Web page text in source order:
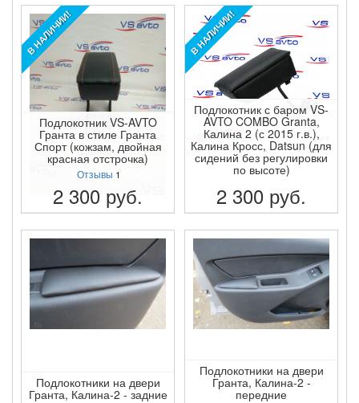
ПОДРОБНЕЕ ПОДРОБНЕЕ
В НАЛИЧИИ!
Подлокотник VS-AVTO
Гранта в стиле Гранта
Спорт (кожзам, двойная
красная отстрочка)
Отзывы 1
2 300 руб.
ПОДРОБНЕЕ
В НАЛИЧИИ!
Подлокотник с баром VS-
AVTO COMBO Granta,
Калина 2 (с 2015 г.в.),
Калина Кросс, Datsun (для
сидений без регулировки
по высоте)
2 300 руб.
ПОДРОБНЕЕ
Подлокотники на двери
Гранта, Калина-2 - задние
Подлокотники на двери
Гранта, Калина-2 -
передние